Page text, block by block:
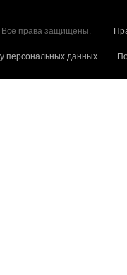
права защищены.
персональных данных